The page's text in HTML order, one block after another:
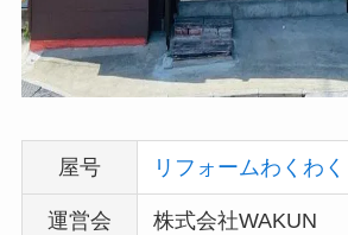
屋号 リフォームわくわく
運営会
株式会社WAKUN